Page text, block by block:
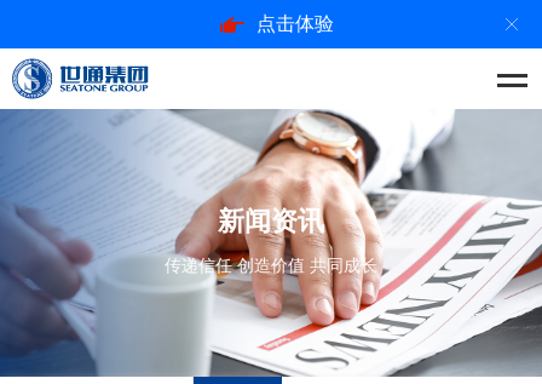
点击体验
新闻资讯
传递信任 创造价值 共同成长